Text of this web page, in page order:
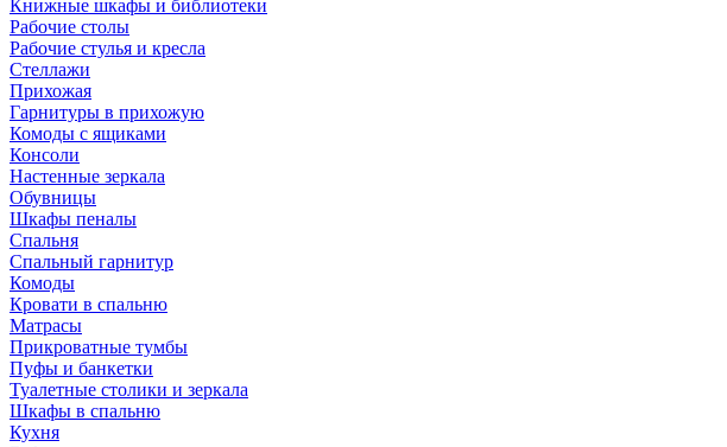
Книжные шкафы и библиотеки
Рабочие столы
Рабочие стулья и кресла
Стеллажи
Прихожая
Гарнитуры в прихожую
Комоды с ящиками
Консоли
Настенные зеркала
Обувницы
Шкафы пеналы
Спальня
Спальный гарнитур
Комоды
Кровати в спальню
Матрасы
Прикроватные тумбы
Пуфы и банкетки
Туалетные столики и зеркала
Шкафы в спальню
Кухня